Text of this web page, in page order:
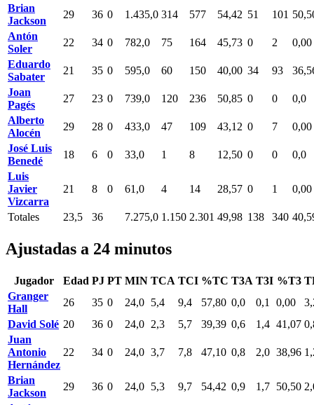
Brian
Jackson
29 36 0 1.435,0 314 577 54,42 51 101
Antón
Soler
22 34 0 782,0 75 164 45,73 0 2
0,00
Eduardo
Sabater
21 35 0 595,0 60 150 40,00 34 93
Joan
Pagés
27 23 0 739,0 120 236 50,85 0 0
0,0
Alberto
Alocén
29 28 0 433,0 47 109 43,12 0 7
0,00
José Luis
Benedé
18 6 0 33,0 1 8 12,50 0 0
0,0
Luis
Javier
Vizcarra
21 8 0 61,0 4 14 28,57 0 1 0,00
Totales 23,5 36 7.275,0 1.150 2.301 49,98 138 340
Ajustadas a 24 minutos
Jugador Edad PJ PT MIN TCA TCI %TC T3A T3I %T3
Granger
Hall
26 35 0 24,0 5,4 9,4 57,80 0,0 0,1 0,00
David Solé 20 36 0 24,0 2,3 5,7 39,39 0,6 1,4 41,07
Juan
Antonio
Hernández
22 34 0 24,0 3,7 7,8 47,10 0,8 2,0 38,96
Brian
Jackson
29 36 0 24,0 5,3 9,7 54,42 0,9 1,7 50,50